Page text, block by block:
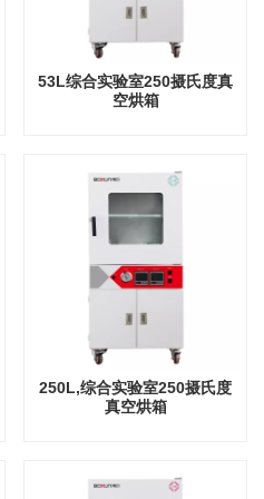
53L综合实验室250摄氏度真
空烘箱
250L,综合实验室250摄氏度
真空烘箱